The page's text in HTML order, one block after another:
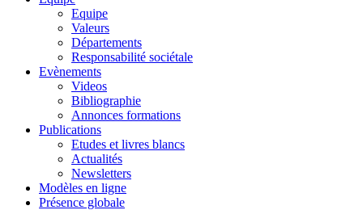
Equipe
Valeurs
Départements
Responsabilité sociétale
Evènements
Videos
Bibliographie
Annonces formations
Publications
Etudes et livres blancs
Actualités
Newsletters
Modèles en ligne
Présence globale